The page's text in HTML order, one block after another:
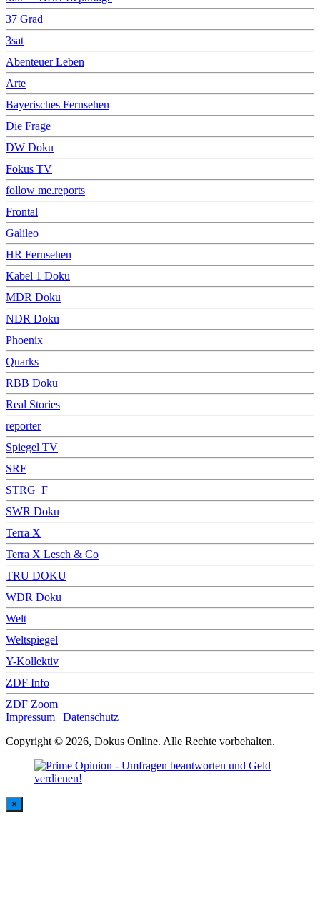
37 Grad
3sat
Abenteuer Leben
Arte
Bayerisches Fernsehen
Die Frage
DW Doku
Fokus TV
follow me.reports
Frontal
Galileo
HR Fernsehen
Kabel 1 Doku
MDR Doku
NDR Doku
Phoenix
Quarks
RBB Doku
Real Stories
reporter
Spiegel TV
SRF
STRG_F
SWR Doku
Terra X
Terra X Lesch & Co
TRU DOKU
WDR Doku
Welt
Weltspiegel
Y-Kollektiv
ZDF Info
ZDF Zoom
Impressum | Datenschutz
Copyright © 2026, Dokus Online. Alle Rechte vorbehalten.
×